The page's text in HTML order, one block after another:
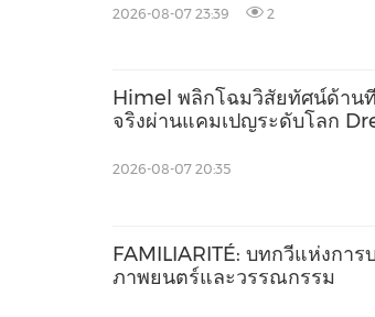
2026-08-07 23:39 2
Himel พลิกโฉมวิสัยทัศน์ด้าน
จริงผ่านแคมเปญระดับโลก
2026-08-07 20:35
FAMILIARITÉ: บทกวีแห่งกา
ภาพยนตร์และวรรณกรรม